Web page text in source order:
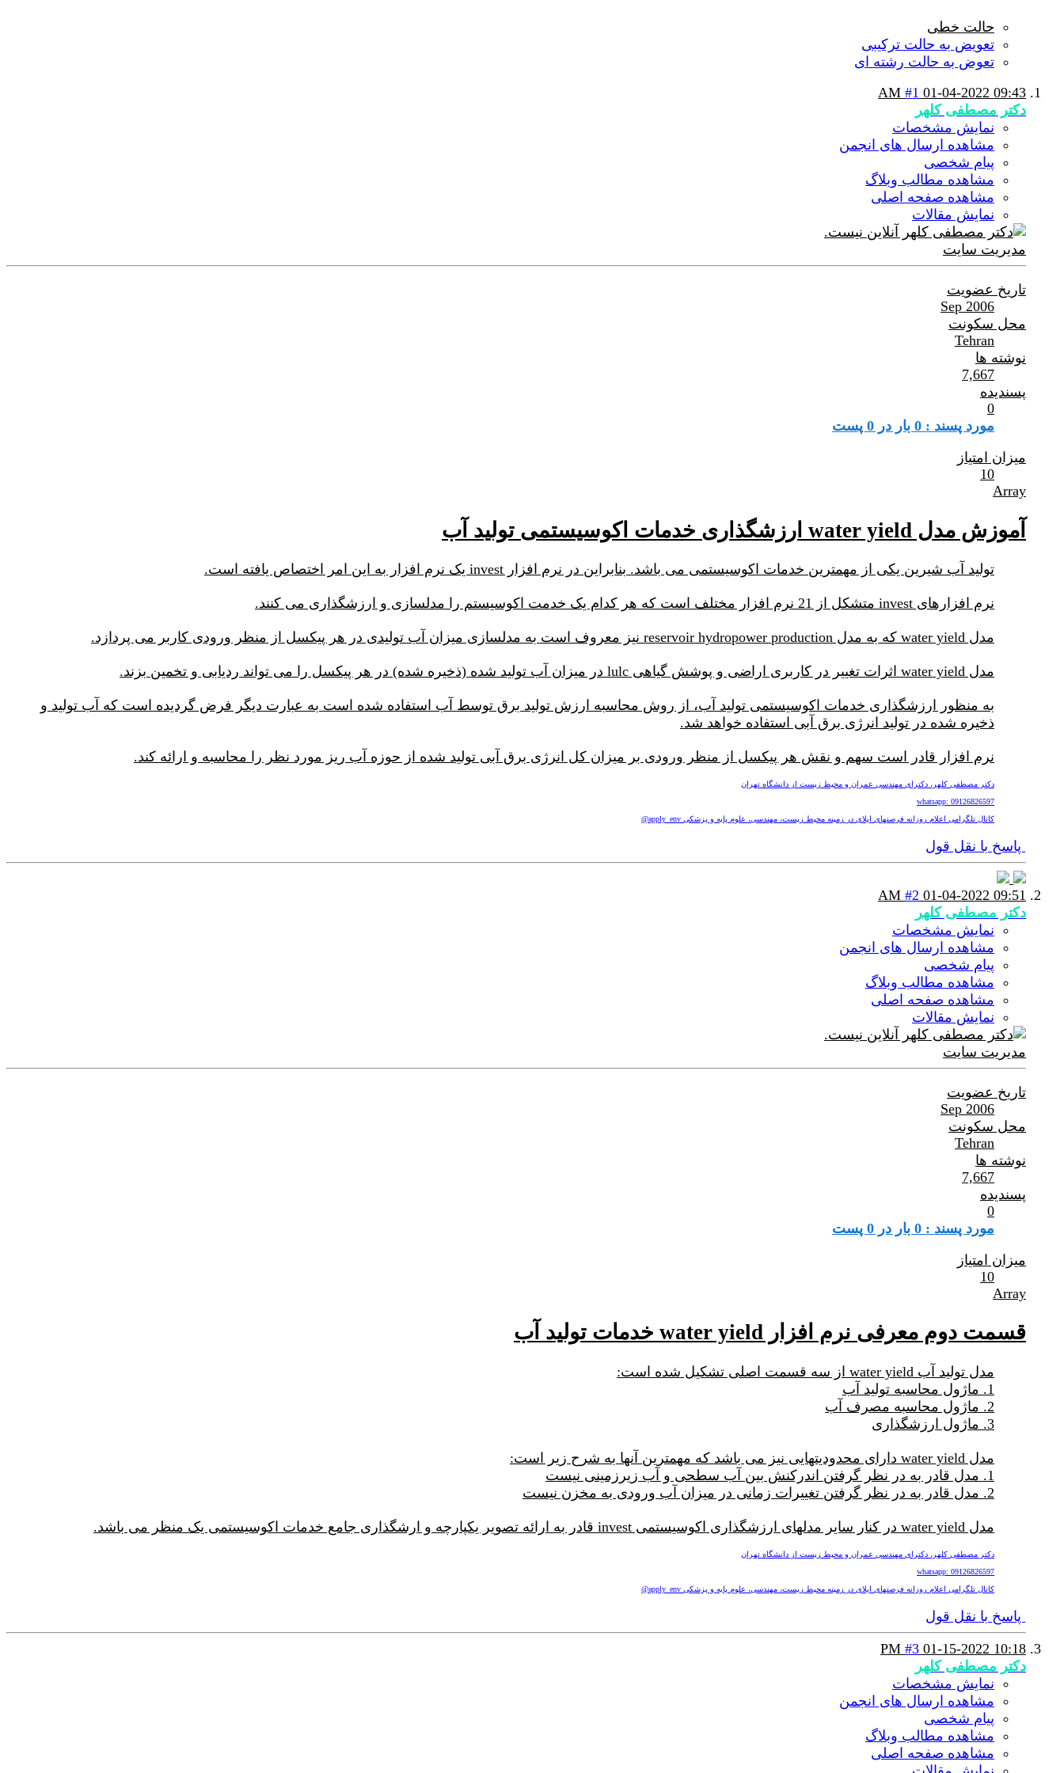
حالت خطی
تعویض به حالت ترکیبی
تعوض به حالت رشته ای
01-04-2022 09:43 AM
#1
دکتر مصطفی کلهر
نمایش مشخصات
مشاهده ارسال های انجمن
پیام شخصی
مشاهده مطالب وبلاگ
مشاهده صفحه اصلی
نمایش مقالات
مدیریت سایت
تاریخ عضویت
Sep 2006
محل سکونت
Tehran
نوشته ها
7,667
پسندیده
0
مورد پسند : 0 بار در 0 پست
میزان امتیاز
10
Array
آموزش مدل water yield ارزشگذاری خدمات اکوسیستمی تولید آب
تولید آب شیرین یکی از مهمترین خدمات اکوسیستمی می باشد. بنابراین در نرم افزار invest یک نرم افزار به این امر اختصاص یافته است.
نرم افزارهای invest متشکل از 21 نرم افزار مختلف است که هر کدام یک خدمت اکوسیستم را مدلسازی و ارزشگذاری می کنند.
مدل water yield که به مدل reservoir hydropower production نیز معروف است به مدلسازی میزان آب تولیدی در هر پیکسل از منظر ورودی کاربر می پردازد.
مدل water yield اثرات تغییر در کاربری اراضی و پوشش گیاهی lulc در میزان آب تولید شده (ذخیره شده) در هر پیکسل را می تواند ردیابی و تخمین بزند.
به منظور ارزشگذاری خدمات اکوسیستمی تولید آب، از روش محاسبه ارزش تولید برق توسط آب استفاده شده است به عبارت دیگر فرض گردیده است که آب تولید و
ذخیره شده در تولید انرژی برق آبی استفاده خواهد شد.
نرم افزار قادر است سهم و نقش هر پیکسل از منظر ورودی بر میزان کل انرژی برق آبی تولید شده از حوزه آب ریز مورد نظر را محاسبه و ارائه کند.
دکتر مصطفی کلهر، دکترای مهندسی عمران و محیط زیست از دانشگاه تهران
whatsapp: 09126826597
کانال تلگرامی اعلام روزانه فرصتهای اپلای در زمینه محیط زیست، مهندسی، علوم پایه و پزشکی apply_env@
پاسخ با نقل قول
01-04-2022 09:51 AM
#2
دکتر مصطفی کلهر
نمایش مشخصات
مشاهده ارسال های انجمن
پیام شخصی
مشاهده مطالب وبلاگ
مشاهده صفحه اصلی
نمایش مقالات
مدیریت سایت
تاریخ عضویت
Sep 2006
محل سکونت
Tehran
نوشته ها
7,667
پسندیده
0
مورد پسند : 0 بار در 0 پست
میزان امتیاز
10
Array
قسمت دوم معرفی نرم افزار water yield خدمات تولید آب
مدل تولید آب water yield از سه قسمت اصلی تشکیل شده است:
1. ماژول محاسبه تولید آب
2. ماژول محاسبه مصرف آب
3. ماژول ارزشگذاری
مدل water yield دارای محدودیتهایی نیز می باشد که مهمترین آنها به شرح زیر است:
1. مدل قادر به در نظر گرفتن اندرکنش بین آب سطحی و آب زیرزمینی نیست
2. مدل قادر به در نظر گرفتن تغییرات زمانی در میزان آب ورودی به مخزن نیست
مدل water yield در کنار سایر مدلهای ارزشگذاری اکوسیستمی invest قادر به ارائه تصویر یکپارچه و ارشگذاری جامع خدمات اکوسیستمی یک منظر می باشد.
دکتر مصطفی کلهر، دکترای مهندسی عمران و محیط زیست از دانشگاه تهران
whatsapp: 09126826597
کانال تلگرامی اعلام روزانه فرصتهای اپلای در زمینه محیط زیست، مهندسی، علوم پایه و پزشکی apply_env@
پاسخ با نقل قول
01-15-2022 10:18 PM
#3
دکتر مصطفی کلهر
نمایش مشخصات
مشاهده ارسال های انجمن
پیام شخصی
مشاهده مطالب وبلاگ
مشاهده صفحه اصلی